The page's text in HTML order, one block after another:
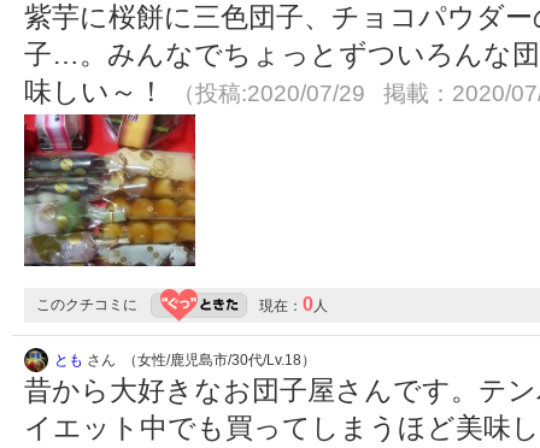
紫芋に桜餅に三色団子、チョコパウダ
子…。みんなでちょっとずついろんな
味しい～！
（投稿:2020/07/29 掲載：2020/
このクチコミに 現在： 0人
とも さん （女性/鹿児島市/30代/Lv.18）
昔から大好きなお団子屋さんです。テ
イエット中でも買ってしまうほど美味